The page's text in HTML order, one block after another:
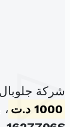
شركة
1000 د.ت